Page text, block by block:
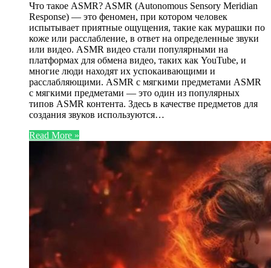
Что такое ASMR? ASMR (Autonomous Sensory Meridian
Response) — это феномен, при котором человек
испытывает приятные ощущения, такие как мурашки по
коже или расслабление, в ответ на определенные звуки
или видео. ASMR видео стали популярными на
платформах для обмена видео, таких как YouTube, и
многие люди находят их успокаивающими и
расслабляющими. ASMR с мягкими предметами ASMR
с мягкими предметами — это один из популярных
типов ASMR контента. Здесь в качестве предметов для
создания звуков используются…
Read More »